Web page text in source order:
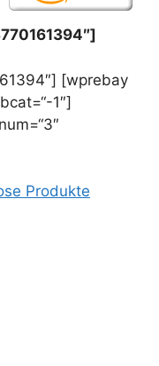
[wprebay
1″]
Produkte